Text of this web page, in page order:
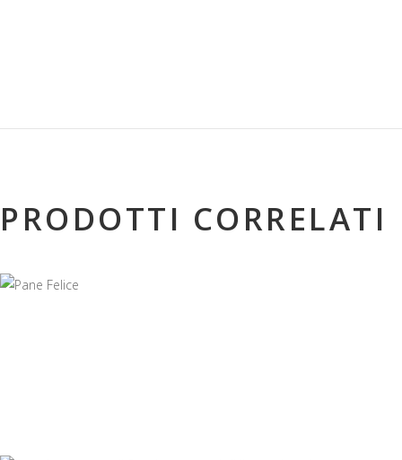
PRODOTTI CORRELATI